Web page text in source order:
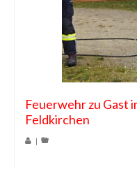
Feuerwehr zu Gast
Feldkirchen
|